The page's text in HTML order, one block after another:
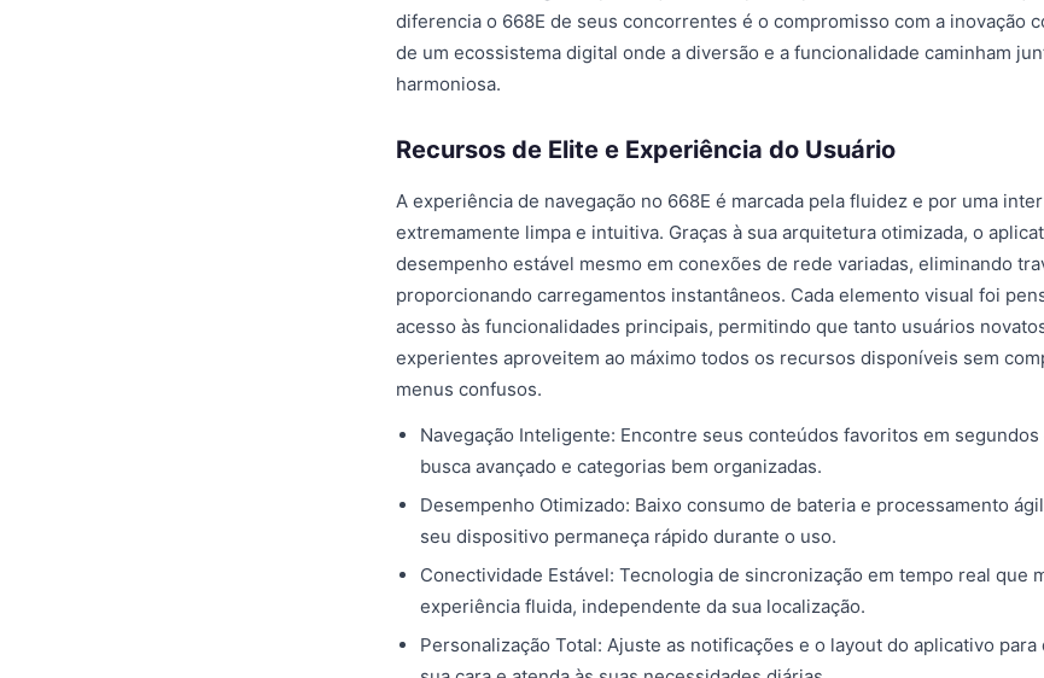
diferencia o 668E de seus concorrentes é o compromisso com a inovação
de um ecossistema digital onde a diversão e a funcionalidade caminham
harmoniosa.
Recursos de Elite e Experiência do Usuário
A experiência de navegação no 668E é marcada pela fluidez e por uma
extremamente limpa e intuitiva. Graças à sua arquitetura otimizada, o
desempenho estável mesmo em conexões de rede variadas, eliminando
proporcionando carregamentos instantâneos. Cada elemento visual foi
acesso às funcionalidades principais, permitindo que tanto usuários
experientes aproveitem ao máximo todos os recursos disponíveis sem
menus confusos.
Navegação Inteligente: Encontre seus conteúdos favoritos em
busca avançado e categorias bem organizadas.
Desempenho Otimizado: Baixo consumo de bateria e processamento
seu dispositivo permaneça rápido durante o uso.
Conectividade Estável: Tecnologia de sincronização em tempo real que
experiência fluida, independente da sua localização.
Personalização Total: Ajuste as notificações e o layout do aplicativo para